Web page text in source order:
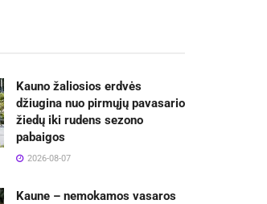
Kauno žaliosios erdvės
džiugina nuo pirmųjų pavasario
žiedų iki rudens sezono
pabaigos
2026-08-07
Kaune – nemokamos vasaros